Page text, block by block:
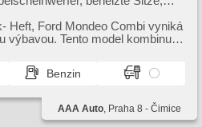
El. einstellbare Sitze, beheizte
El. Seitenscheiben,
Heft,​ Ford Mondeo Combi vyniká
výbavou. Tento model kombinuje
Benzin
AAA Auto, Praha 8 - Čimice